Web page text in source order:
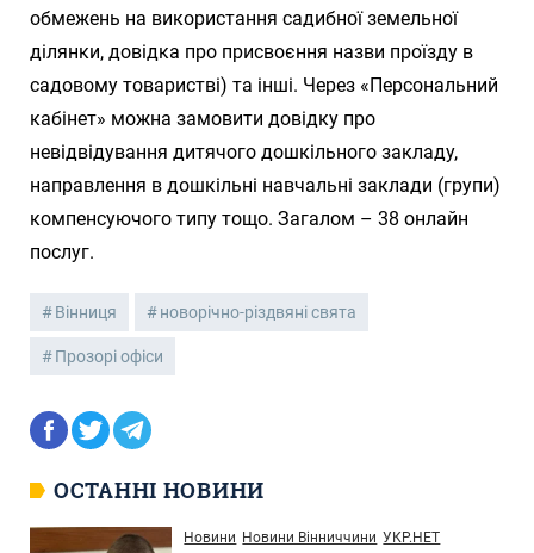
обмежень на використання садибної земельної
ділянки, довідка про присвоєння назви проїзду в
садовому товаристві) та інші. Через «Персональний
кабінет» можна замовити довідку про
невідвідування дитячого дошкільного закладу,
направлення в дошкільні навчальні заклади (групи)
компенсуючого типу тощо. Загалом – 38 онлайн
послуг.
Вінниця новорічно-різдвяні свята
Прозорі офіси
ОСТАННІ НОВИНИ
Новини Новини Вінниччини УКР.НЕТ